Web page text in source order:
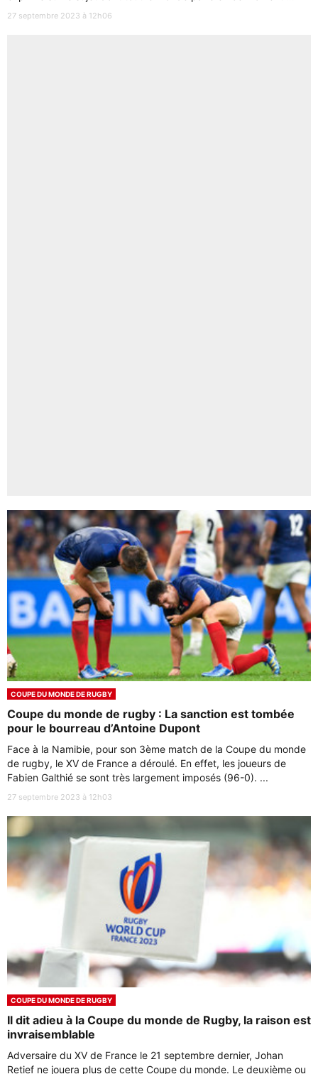
27 septembre 2023 à 12h06
COUPE DU MONDE DE RUGBY
Coupe du monde de rugby : La sanction est tombée
pour le bourreau d’Antoine Dupont
Face à la Namibie, pour son 3ème match de la Coupe du monde
de rugby, le XV de France a déroulé. En effet, les joueurs de
Fabien Galthié se sont très largement imposés (96-0). ...
27 septembre 2023 à 12h03
COUPE DU MONDE DE RUGBY
Il dit adieu à la Coupe du monde de Rugby, la raison est
invraisemblable
Adversaire du XV de France le 21 septembre dernier, Johan
Retief ne jouera plus de cette Coupe du monde. Le deuxième ou